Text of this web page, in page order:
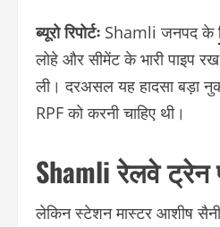
ब्यूरो रिपोर्टः Shamli जनपद के
लोहे और सीमेंट के भारी पाइप
ली। दरअसल यह हादसा बड़ा
RPF को करनी चाहिए थी।
Shamli रेलवे ट्रेन
लेकिन स्टेशन मास्टर आशीष